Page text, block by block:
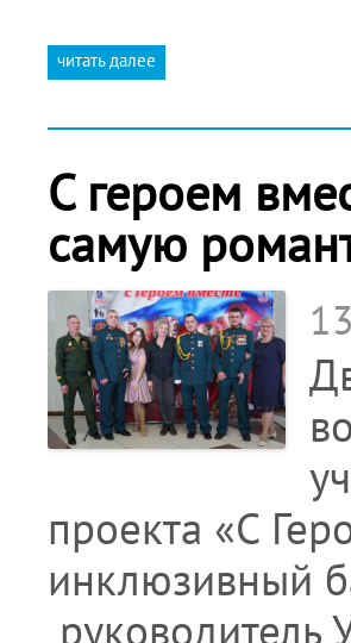
читать далее
С героем
самую
проекта «С
инклюзивный
руководитель